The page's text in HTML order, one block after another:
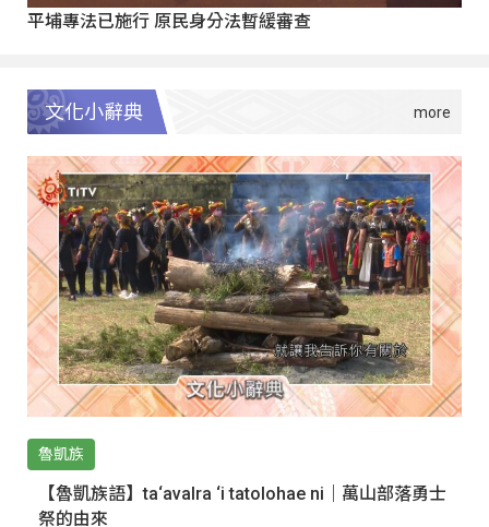
平埔專法已施行 原民身分法暫緩審查
文化小辭典
魯凱族
【魯凱族語】ta‘avalra ‘i tatolohae ni｜萬山部落勇士
祭的由來